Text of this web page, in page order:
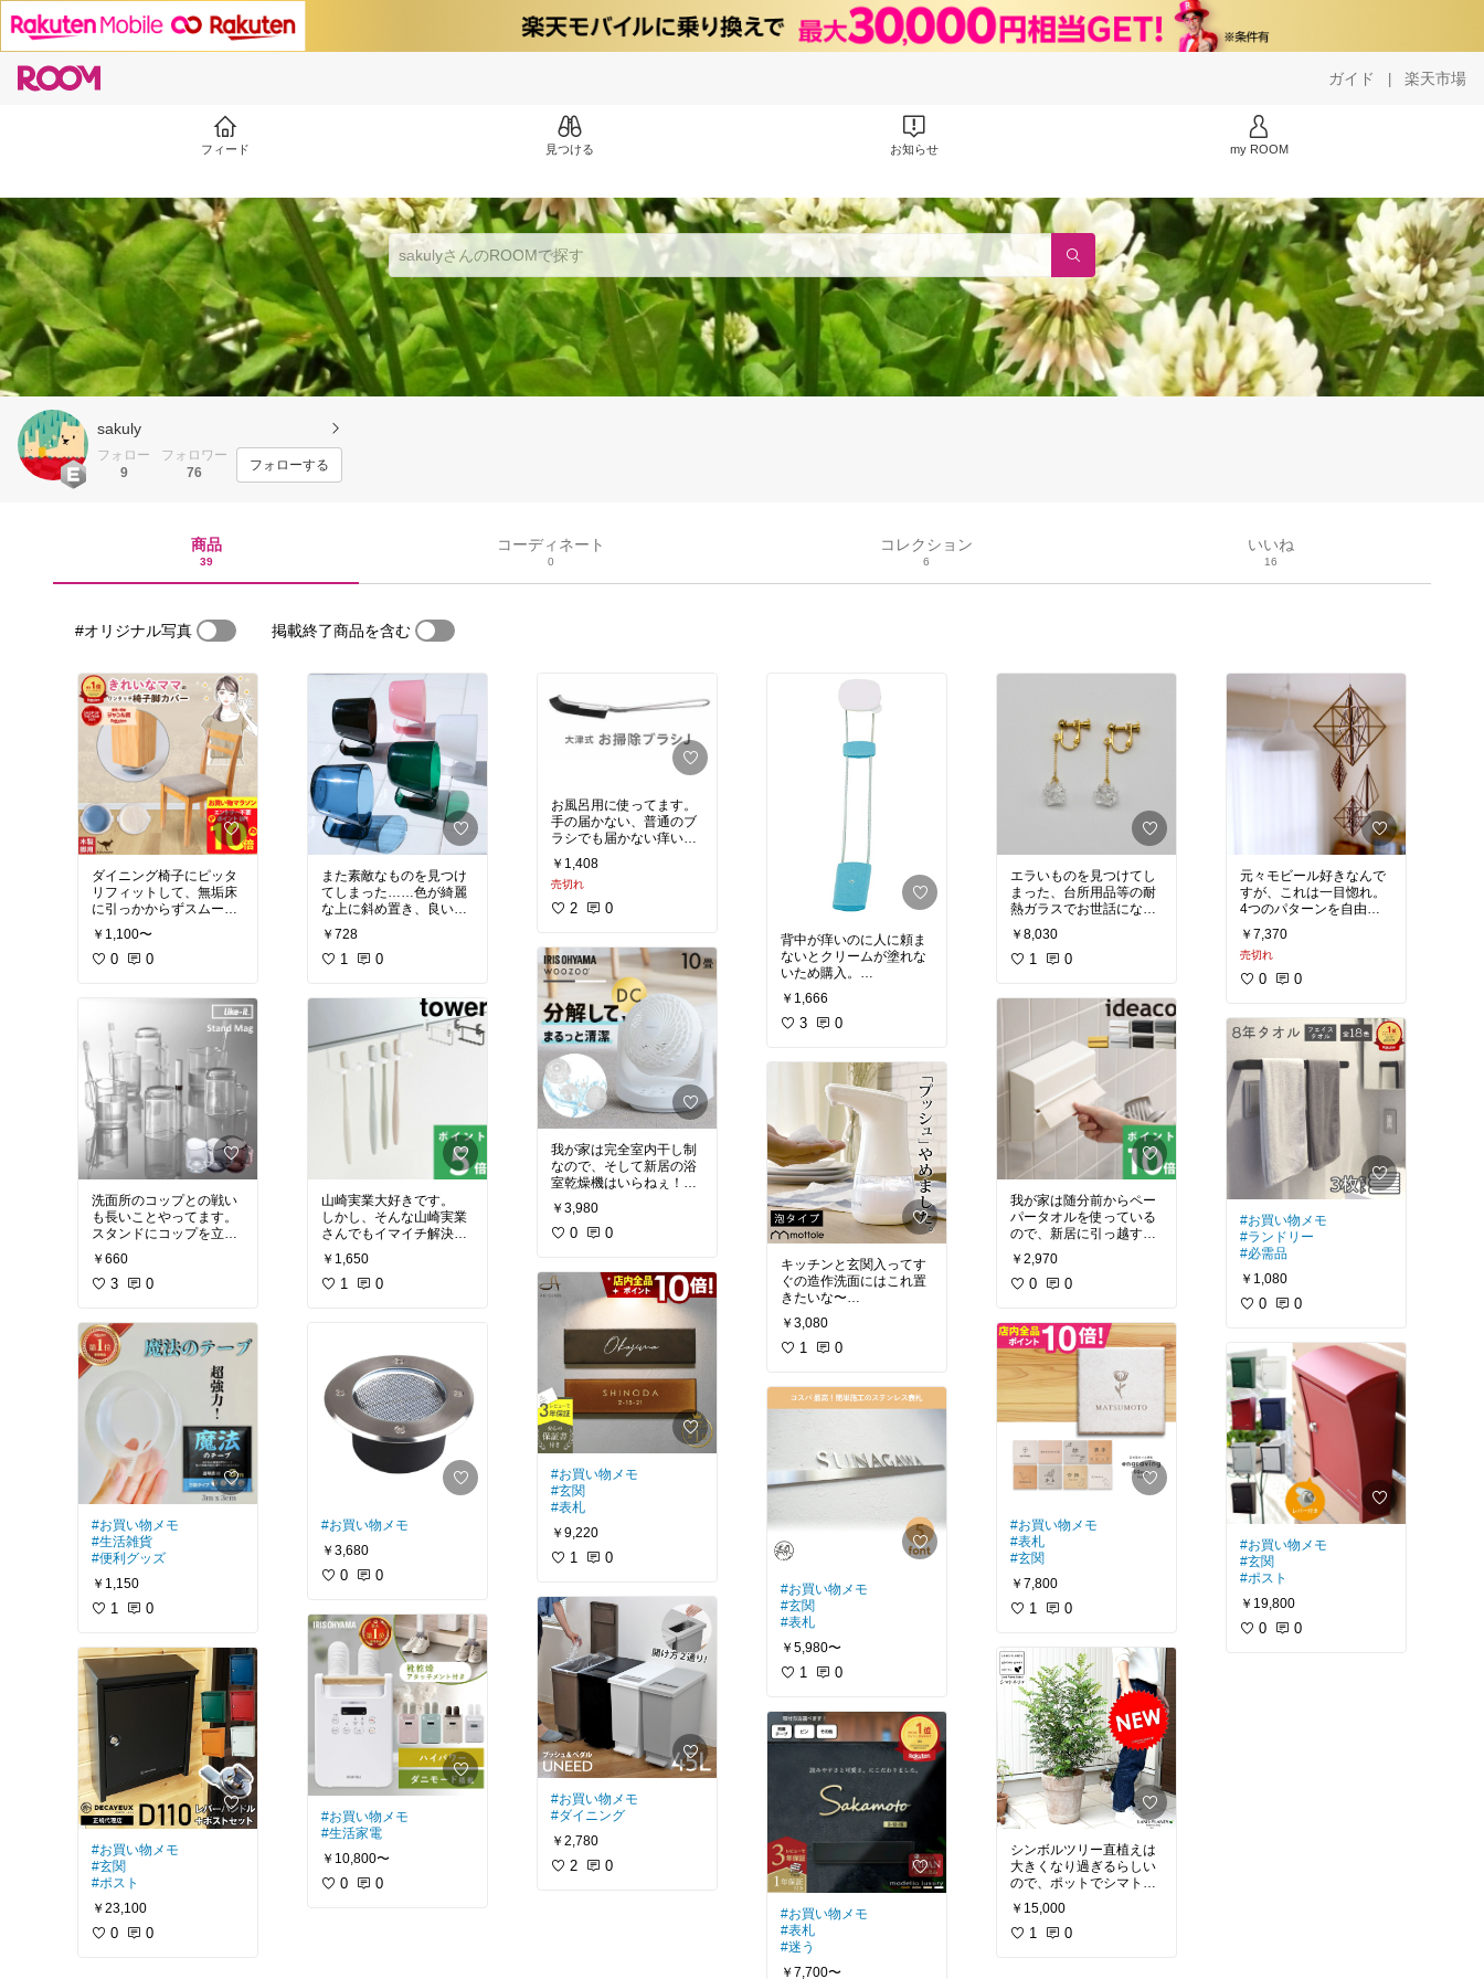
ガイド | 楽天市場
フィード 見つける お知らせ my ROOM
sakuly
フォロー
9
フォロワー
76
フォローする
商品
39
コーディネート
0
コレクション
6
いいね
16
#オリジナル写真 掲載終了商品を含む
ダイニング椅子にピッタ
リフィットして、無垢床
に引っかからずスムーズ
に動かせます。快適で
す。
￥1,100〜
0 0
洗面所のコップとの戦い
も長いことやってます。
スタンドにコップを立て
るタイプ……スタンドが
汚れる
100均のシート状になっ
クにかけてくれない＆シ
ート剥がれる
これなら！これなら反対
向けるだけでいいし、ス
モーキーな色にしたら置
きやすいかなぁなどと思
いつつ、三度目の挑戦に
#お買い物メモ
￥660
3 0
#お買い物メモ
#生活雑貨
#便利グッズ
￥1,150
1 0
#お買い物メモ
#玄関
#ポスト
￥23,100
0 0
また素敵なものを見つけ
てしまった……色が綺麗
な上に斜め置き、良いで
す。また悩んでしまいま
す。
透明感ある色がとても綺
麗。大きさも丁度、そし
て斜め置きとても便利！
水がよく切れるので、コ
ップ自体も汚れにくいで
とても清潔感がありま
す。買ってよかった！
#買ってよかった
￥728
1 0
山崎実業大好きです。
しかし、そんな山崎実業
さんでもイマイチ解決で
きなかった、というかど
こを探しても理想のもの
が見つからなかった歯ブ
っていた私が｢歯ブラシは
見えてた方が清潔だよ
な……｣という結論に至っ
た商品です。
山崎実業さんのものは狙
ってるものが沢山あるの
￥1,650
1 0
#お買い物メモ
￥3,680
0 0
#お買い物メモ
#生活家電
￥10,800〜
0 0
お風呂用に使ってます。
手の届かない、普通のブ
ラシでも届かない痒いと
ころに手が届く、そんな
商品です。
壁の縁、排水溝、扉の下
にある換気の為のシェー
ステンレスフィルター、
浴室リモコンの周り、鏡
の側面……とありとあら
ゆる所に使えます。
お風呂以外で使ったこと
がないから、この機会に
もう2~3本買ってもいい
くらい。
毛質は硬すぎず柔らかす
ぎず、長さも絶妙です。
耐久性もなかなか。
掃除ができます。
#買ってよかった
#お掃除グッズ
￥1,408
売切れ
2 0
我が家は完全室内干し制
なので、そして新居の浴
室乾燥機はいらねぇ！と
除けてしまったので、物
干しルーム(干し姫さまを
ふたつ設置予定)でこれを
お風呂入った後にこれで
浴室内に風当てるとかな
り乾燥するとの話も聞い
#お買い物メモ
#生活家電
￥3,980
0 0
#お買い物メモ
#玄関
#表札
￥9,220
1 0
#お買い物メモ
#ダイニング
￥2,780
2 0
背中が痒いのに人に頼ま
ないとクリームが塗れな
いため購入。
クリームを塗るパッドの
裏側は、優しめの孫の手
にもなっています。
しまったので面白くなっ
て色んなところに試して
みました。
全身塗れます、脚も腕も
綺麗に。パッドの材質が
クリームを塗るのに丁度
よく、どの部位もクリー
ムを塗りつけるだけでな
く浸透させるまで楽に塗
ることが出来ました。
手をクリームまみれにす
るのが苦手なので、これ
は便利。
面倒臭い時はこれで全身
塗ってしまおうと思いま
るのも良い商品です。
結構丈夫そうなので、お
これでこの冬は背中を掻
きむしって傷だらけにな
るのは防げそうです(爪よ
#買ってよかった
￥1,666
3 0
キッチンと玄関入ってす
ぐの造作洗面にはこれ置
きたいな〜
今日Amazonで(小声)ミュ
ーズの電動安かったから
買ったんだけど、それは
いもの置きたいなと思う
のです。
#お買い物メモ
#便利グッズ
￥3,080
1 0
#お買い物メモ
#玄関
#表札
￥5,980〜
1 0
#お買い物メモ
#表札
#迷う
￥7,700〜
エラいものを見つけてし
まった、台所用品等の耐
熱ガラスでお世話になっ
ているHARIOさんがアク
セサリー制作していたな
んて。
愛い、しかも今ならオン
ラインショップでもこれ
また素敵なプレゼントが
付いてきます。ネックレ
スも素敵でした。欲しい
もしガラスが割れてもお
直しが出来るそうです、
なんて素敵。
#自分へのご褒美
#おねだりジュエリー
￥8,030
1 0
我が家は随分前からペー
パータオルを使っている
ので、新居に引っ越す際
にケースが欲しい……！
だがお高い！
色もバリエーションある
迷ってます。
洗面、トイレ2つの3個は
なかなかキツい。でも欲
#あったら便利
#ほしい物リスト
￥2,970
0 0
#お買い物メモ
#表札
#玄関
￥7,800
1 0
シンボルツリー直植えは
大きくなり過ぎるらしい
ので、ポットでシマトネ
リコかオリーブが欲しい
#グリーンのある暮らし
￥15,000
1 0
元々モビール好きなんで
すが、これは一目惚れ。
4つのパターンを自由に
付け替えられるのも良
し、木の質感も良し。あ
とは組み立てですが、組
み立て前のぺったんこ状
追記しようと思います。
#リビング
#買ってよかった
#北欧
￥7,370
売切れ
0 0
#お買い物メモ
#ランドリー
#必需品
￥1,080
0 0
#お買い物メモ
#玄関
#ポスト
￥19,800
0 0